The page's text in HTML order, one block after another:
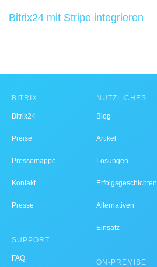
Bitrix24 mit Stripe integrieren
BITRIX
Bitrix24
Preise
Pressemappe
Kontakt
Presse
SUPPORT
FAQ
NÜTZLICHES
Blog
Artikel
Lösungen
Erfolgsgeschichten
Alternativen
Einsatz
ON-PREMISE